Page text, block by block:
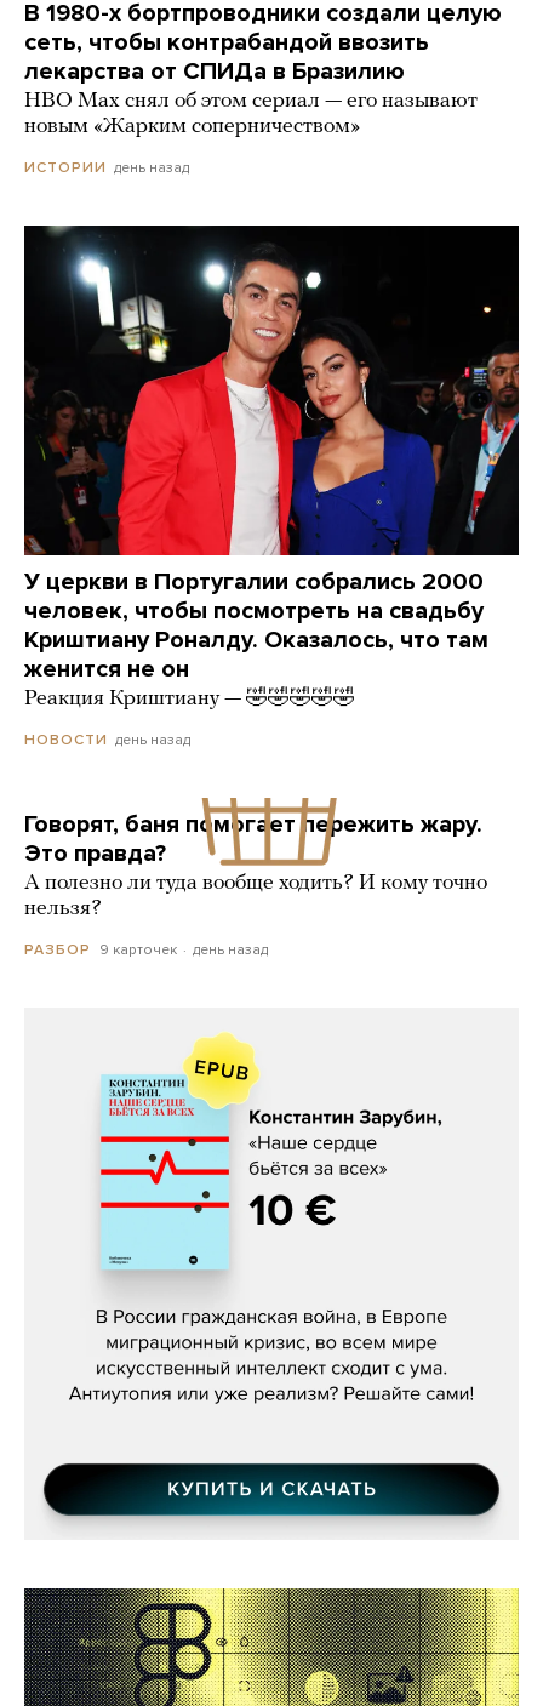
В 1980-х бортпроводники создали целую
сеть, чтобы контрабандой ввозить
лекарства от СПИДа в Бразилию
HBO Max снял об этом сериал — его называют
новым «Жарким соперничеством»
ИСТОРИИ день назад
У церкви в Португалии собрались 2000
человек, чтобы посмотреть на свадьбу
Криштиану Роналду. Оказалось, что там
женится не он
Реакция Криштиану — 🤣🤣🤣🤣🤣
НОВОСТИ день назад
Говорят, баня помогает пережить жару.
Это правда?
А полезно ли туда вообще ходить? И кому точно
нельзя?
РАЗБОР 9 карточек день назад
Константин Зарубин, «Наше сердце